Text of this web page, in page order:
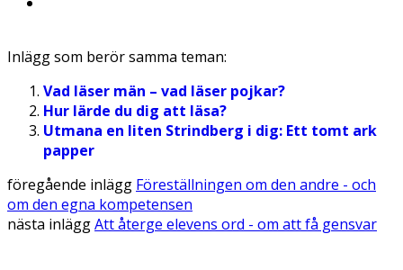
Inlägg som berör samma teman:
Vad läser män – vad läser pojkar?
Hur lärde du dig att läsa?
Utmana en liten Strindberg i dig: Ett tomt ark
papper
föregående inlägg Föreställningen om den andre - och
om den egna kompetensen
nästa inläggAtt återge elevens ord - om att få gensvar